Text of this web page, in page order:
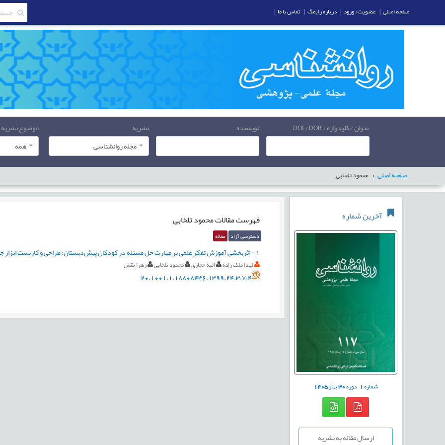
عنوان / کلیدواژه / DOI / DOR نویسنده
نشریه
مجله روانشناسی
موضوع نشریه
همه
صفحه اصلی محمود تلخابی
آخرین شماره
شماره1 دوره30بهار1405
ارسال مقاله به نشریه
فهرست مقالاتمحمود تلخابی
دسترسی آزاد مقاله
1
-اثربخشی آموزش تفکر علمی بر مهارت حل مسئله در کودکان پيش‌دبستان: طراحی و کاربست
لیدا ملک زاده الهه حجازی محمود تلخابی زهرا نقش
20.1001.1.18808436.1399.24.3.7.4
صفحه اصلی | عضویت/ ورود | درباره رایمگ | تماس با ما |